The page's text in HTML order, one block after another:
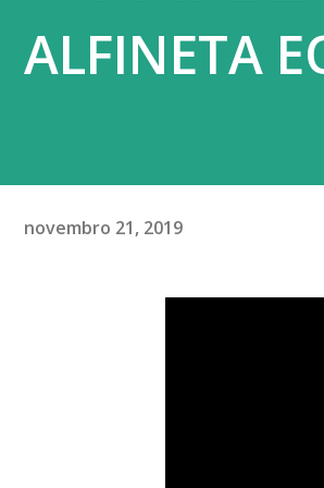
ALFINETA
novembro 21, 2019